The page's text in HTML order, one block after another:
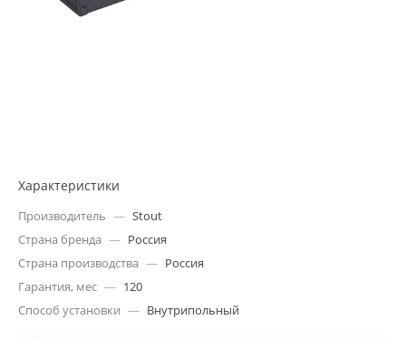
Характеристики
Производитель — Stout
Страна бренда — Россия
Страна производства — Россия
Гарантия, мес — 120
Способ установки — Внутрипольный